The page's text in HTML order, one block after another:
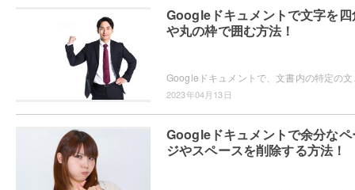
Googleドキュメントで文字を四
や丸の枠で囲む方法！
2023年04月13日
Googleドキュメントで余分なペ
ジやスペースを削除する方法！